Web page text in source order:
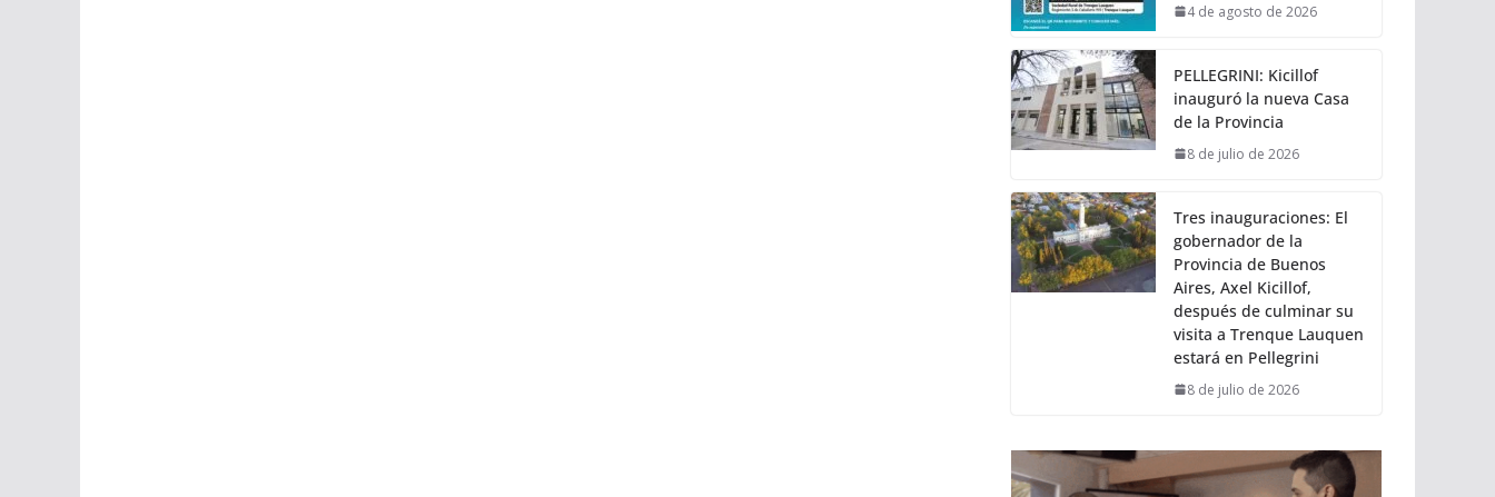
4 de agosto de 2026
PELLEGRINI: Kicillof
inauguró la nueva Casa
de la Provincia
8 de julio de 2026
Tres inauguraciones: El
gobernador de la
Provincia de Buenos
Aires, Axel Kicillof,
después de culminar su
visita a Trenque Lauquen
estará en Pellegrini
8 de julio de 2026